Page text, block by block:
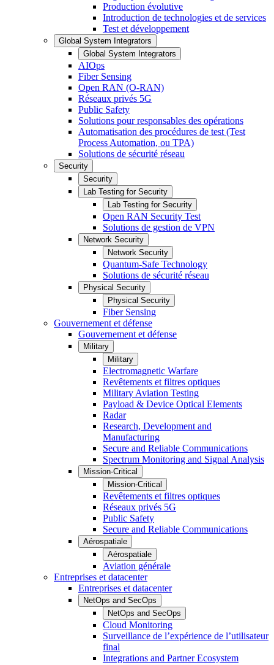
Production évolutive
Introduction de technologies et de services
Test et développement
Global System Integrators
Global System Integrators
AIOps
Fiber Sensing
Open RAN (O-RAN)
Réseaux privés 5G
Public Safety
Solutions pour responsables des opérations
Automatisation des procédures de test (Test
Process Automation, ou TPA)
Solutions de sécurité réseau
Security
Security
Lab Testing for Security
Lab Testing for Security
Open RAN Security Test
Solutions de gestion de VPN
Network Security
Network Security
Quantum-Safe Technology
Solutions de sécurité réseau
Physical Security
Physical Security
Fiber Sensing
Gouvernement et défense
Gouvernement et défense
Military
Military
Electromagnetic Warfare
Revêtements et filtres optiques
Military Aviation Testing
Payload & Device Optical Elements
Radar
Research, Development and
Manufacturing
Secure and Reliable Communications
Spectrum Monitoring and Signal Analysis
Mission-Critical
Mission-Critical
Revêtements et filtres optiques
Réseaux privés 5G
Public Safety
Secure and Reliable Communications
Aérospatiale
Aérospatiale
Aviation générale
Entreprises et datacenter
Entreprises et datacenter
NetOps and SecOps
NetOps and SecOps
Cloud Monitoring
Surveillance de l’expérience de l’utilisateur
final
Integrations and Partner Ecosystem